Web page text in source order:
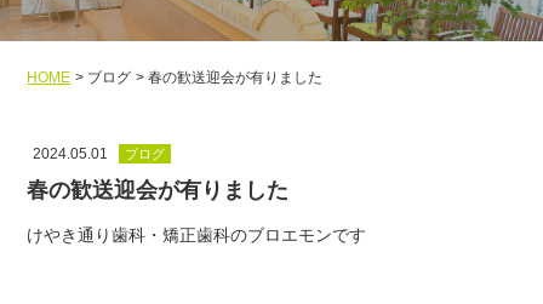
HOME ブログ 春の歓送迎会が有りました
2024.05.01 ブログ
春の歓送迎会が有りました
けやき通り歯科・矯正歯科のブロエモンです